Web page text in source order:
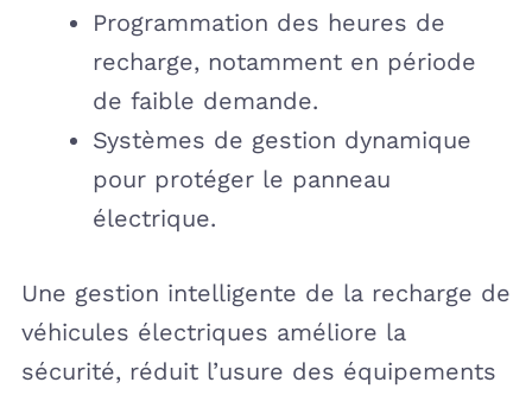
Programmation des heures de
recharge, notamment en période
de faible demande.
Systèmes de gestion dynamique
pour protéger le panneau
électrique.
Une gestion intelligente de la recharge de
véhicules électriques améliore la
sécurité, réduit l’usure des équipements